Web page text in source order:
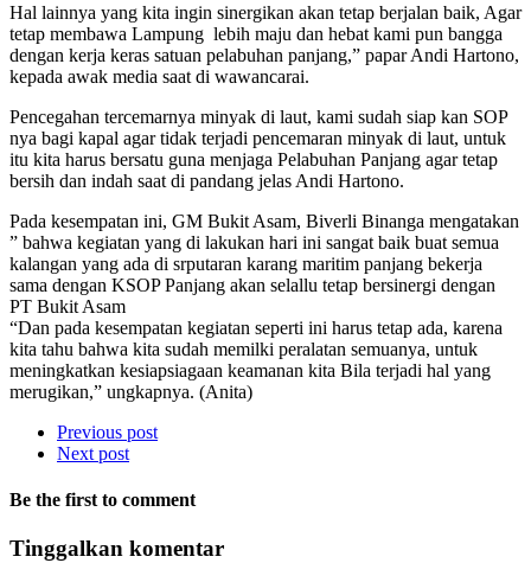
Hal lainnya yang kita ingin sinergikan akan tetap berjalan baik, Agar
tetap membawa Lampung lebih maju dan hebat kami pun bangga
dengan kerja keras satuan pelabuhan panjang,” papar Andi Hartono,
kepada awak media saat di wawancarai.
Pencegahan tercemarnya minyak di laut, kami sudah siap kan SOP
nya bagi kapal agar tidak terjadi pencemaran minyak di laut, untuk
itu kita harus bersatu guna menjaga Pelabuhan Panjang agar tetap
bersih dan indah saat di pandang jelas Andi Hartono.
Pada kesempatan ini, GM Bukit Asam, Biverli Binanga mengatakan
” bahwa kegiatan yang di lakukan hari ini sangat baik buat semua
kalangan yang ada di srputaran karang maritim panjang bekerja
sama dengan KSOP Panjang akan selallu tetap bersinergi dengan
PT Bukit Asam
“Dan pada kesempatan kegiatan seperti ini harus tetap ada, karena
kita tahu bahwa kita sudah memilki peralatan semuanya, untuk
meningkatkan kesiapsiagaan keamanan kita Bila terjadi hal yang
merugikan,” ungkapnya. (Anita)
Previous post
Next post
Be the first to comment
Tinggalkan komentar